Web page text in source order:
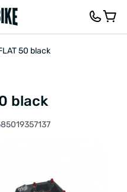
50 black
black
ТА ЗАПИТАННЯ